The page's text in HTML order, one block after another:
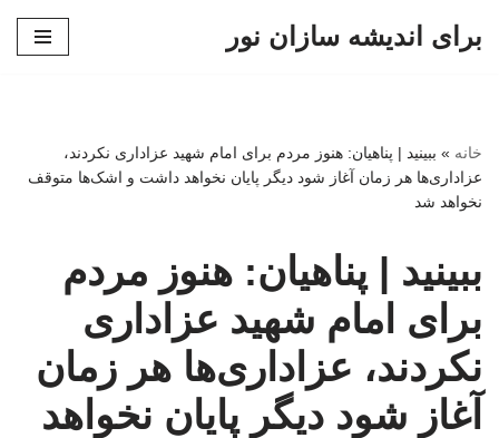
برای اندیشه سازان نور
خانه » ببینید | پناهیان: هنوز مردم برای امام شهید عزاداری نکردند،
عزاداری‌ها هر زمان آغاز شود دیگر پایان نخواهد داشت و اشک‌ها متوقف
نخواهد شد
ببینید | پناهیان: هنوز مردم
برای امام شهید عزاداری
نکردند، عزاداری‌ها هر زمان
آغاز شود دیگر پایان نخواهد